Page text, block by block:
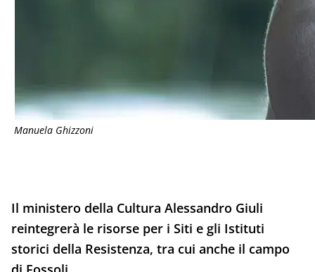
Manuela Ghizzoni
Il ministero della Cultura Alessandro Giuli
reintegrerà le risorse per i Siti e gli Istituti
storici della Resistenza, tra cui anche il campo